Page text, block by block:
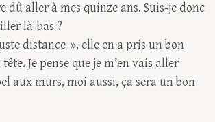
dû aller à mes quinze ans. Suis-je donc
là-bas ?
distance », elle en a pris un bon
Je pense que je m’en vais aller
aux murs, moi aussi, ça sera un bon